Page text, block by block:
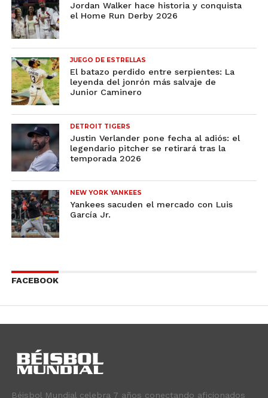
Jordan Walker hace historia y conquista
el Home Run Derby 2026
JUEGO DE ESTRELLAS
El batazo perdido entre serpientes: La
leyenda del jonrón más salvaje de
Junior Caminero
DETROIT TIGERS
Justin Verlander pone fecha al adiós: el
legendario pitcher se retirará tras la
temporada 2026
NEW YORK YANKEES
Yankees sacuden el mercado con Luis
García Jr.
FACEBOOK
Béisbol Mundial celebra 7 años conectando aficionados